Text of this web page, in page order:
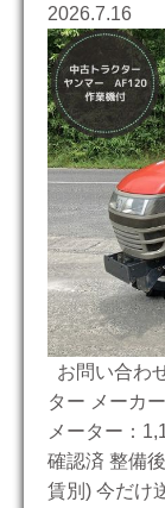
2026.7.16
お問い合わ
ター メーカ
メーター：
確認済 整備
賃別) 今だけ